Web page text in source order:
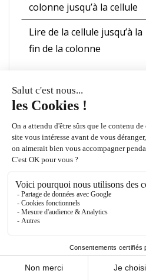
colonne jusqu’à la cellule
Lire de la cellule jusqu’à la
fin de la colonne
Dire les coordonnées de la
cellule
Dire la formule
quadrillage
Lire le total de la ligne